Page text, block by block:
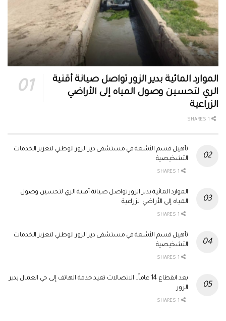
الموارد المائية بدير الزور تواصل صيانة أقنية
الري لتحسين وصول المياه إلى الأراضي
الزراعية
تأهيل قسم الأشعة في مستشفى دير الزور الوطني لتعزيز الخدمات
التشخيصية
الموارد المائية بدير الزور تواصل صيانة أقنية الري لتحسين وصول
المياه إلى الأراضي الزراعية
تأهيل قسم الأشعة في مستشفى دير الزور الوطني لتعزيز الخدمات
التشخيصية
بعد انقطاع 14 عاماً.. الاتصالات تعيد خدمة الهاتف إلى حي العمال بدير
الزور